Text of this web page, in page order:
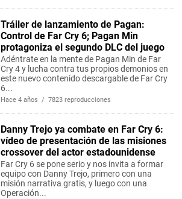
Tráiler de lanzamiento de Pagan:
Control de Far Cry 6; Pagan Min
protagoniza el segundo DLC del juego
Adéntrate en la mente de Pagan Min de Far
Cry 4 y lucha contra tus propios demonios en
este nuevo contenido descargable de Far Cry
6...
Hace 4 años / 7823 reproducciones
Danny Trejo ya combate en Far Cry 6:
vídeo de presentación de las misiones
crossover del actor estadounidense
Far Cry 6 se pone serio y nos invita a formar
equipo con Danny Trejo, primero con una
misión narrativa gratis, y luego con una
Operación...